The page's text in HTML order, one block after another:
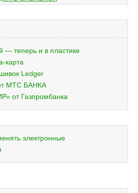
— теперь и в пластике
карта
Ledger
МТС БАНКА
от Газпромбанка